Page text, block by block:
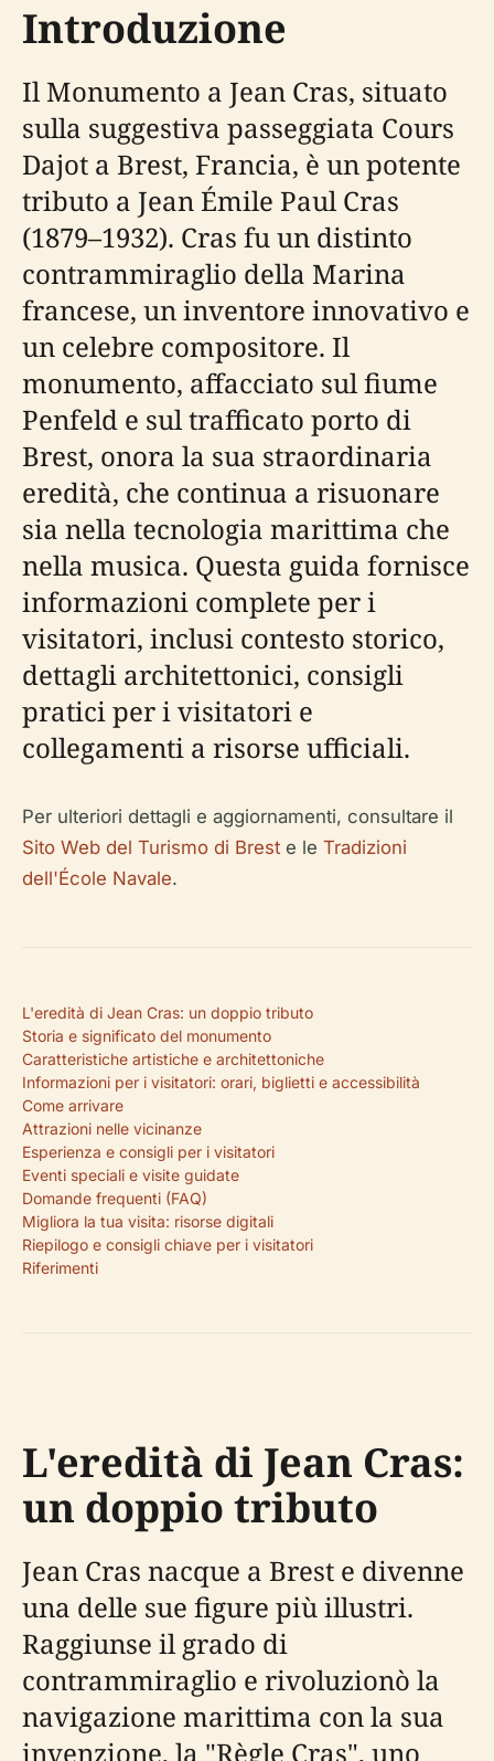
Introduzione
Il Monumento a Jean Cras, situato
sulla suggestiva passeggiata Cours
Dajot a Brest, Francia, è un potente
tributo a Jean Émile Paul Cras
(1879–1932). Cras fu un distinto
contrammiraglio della Marina
francese, un inventore innovativo e
un celebre compositore. Il
monumento, affacciato sul fiume
Penfeld e sul trafficato porto di
Brest, onora la sua straordinaria
eredità, che continua a risuonare
sia nella tecnologia marittima che
nella musica. Questa guida fornisce
informazioni complete per i
visitatori, inclusi contesto storico,
dettagli architettonici, consigli
pratici per i visitatori e
collegamenti a risorse ufficiali.
Per ulteriori dettagli e aggiornamenti, consultare il
Sito Web del Turismo di Brest e le Tradizioni
dell'École Navale.
L'eredità di Jean Cras: un doppio tributo
Storia e significato del monumento
Caratteristiche artistiche e architettoniche
Informazioni per i visitatori: orari, biglietti e accessibilità
Come arrivare
Attrazioni nelle vicinanze
Esperienza e consigli per i visitatori
Eventi speciali e visite guidate
Domande frequenti (FAQ)
Migliora la tua visita: risorse digitali
Riepilogo e consigli chiave per i visitatori
Riferimenti
L'eredità di Jean Cras:
un doppio tributo
Jean Cras nacque a Brest e divenne
una delle sue figure più illustri.
Raggiunse il grado di
contrammiraglio e rivoluzionò la
navigazione marittima con la sua
invenzione, la "Règle Cras", uno